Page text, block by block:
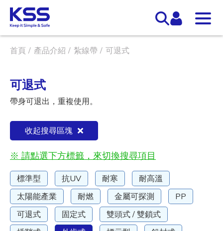
首頁 產品介紹 紮線帶 可退式
可退式
帶身可退出，重複使用。
收起搜尋區塊
※ 請點選下方標籤，來切換搜尋項目
標準型 抗UV 耐寒
耐高溫
太陽能產業
耐燃 金屬可探測
PP
可退式
固定式
雙頭式 / 雙鎖式